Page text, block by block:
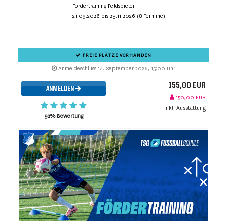
Fördertraining Feldspieler
21.09.2026 bis 23.11.2026 (8 Termine)
FREIE PLÄTZE VORHANDEN
Anmeldeschluss 14. September 2026, 15:00 Uhr
ANMELDEN
92% Bewertung
155,00 EUR
150,00 EUR
inkl. Ausstattung